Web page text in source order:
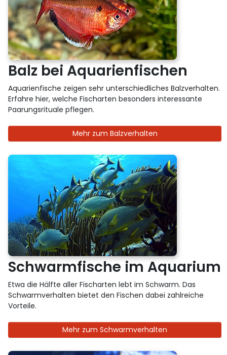
Balz bei Aquarienfischen
Aquarienfische zeigen sehr unterschiedliches Balzverhalten.
Erfahre hier, welche Fischarten besonders interessante
Paarungsrituale pflegen.
Mehr zum Balzverhalten
Schwarmfische im Aquarium
Etwa die Hälfte aller Fischarten lebt im Schwarm. Das
Schwarmverhalten bietet den Fischen dabei zahlreiche
Vorteile.
Mehr zum Schwarmverhalten